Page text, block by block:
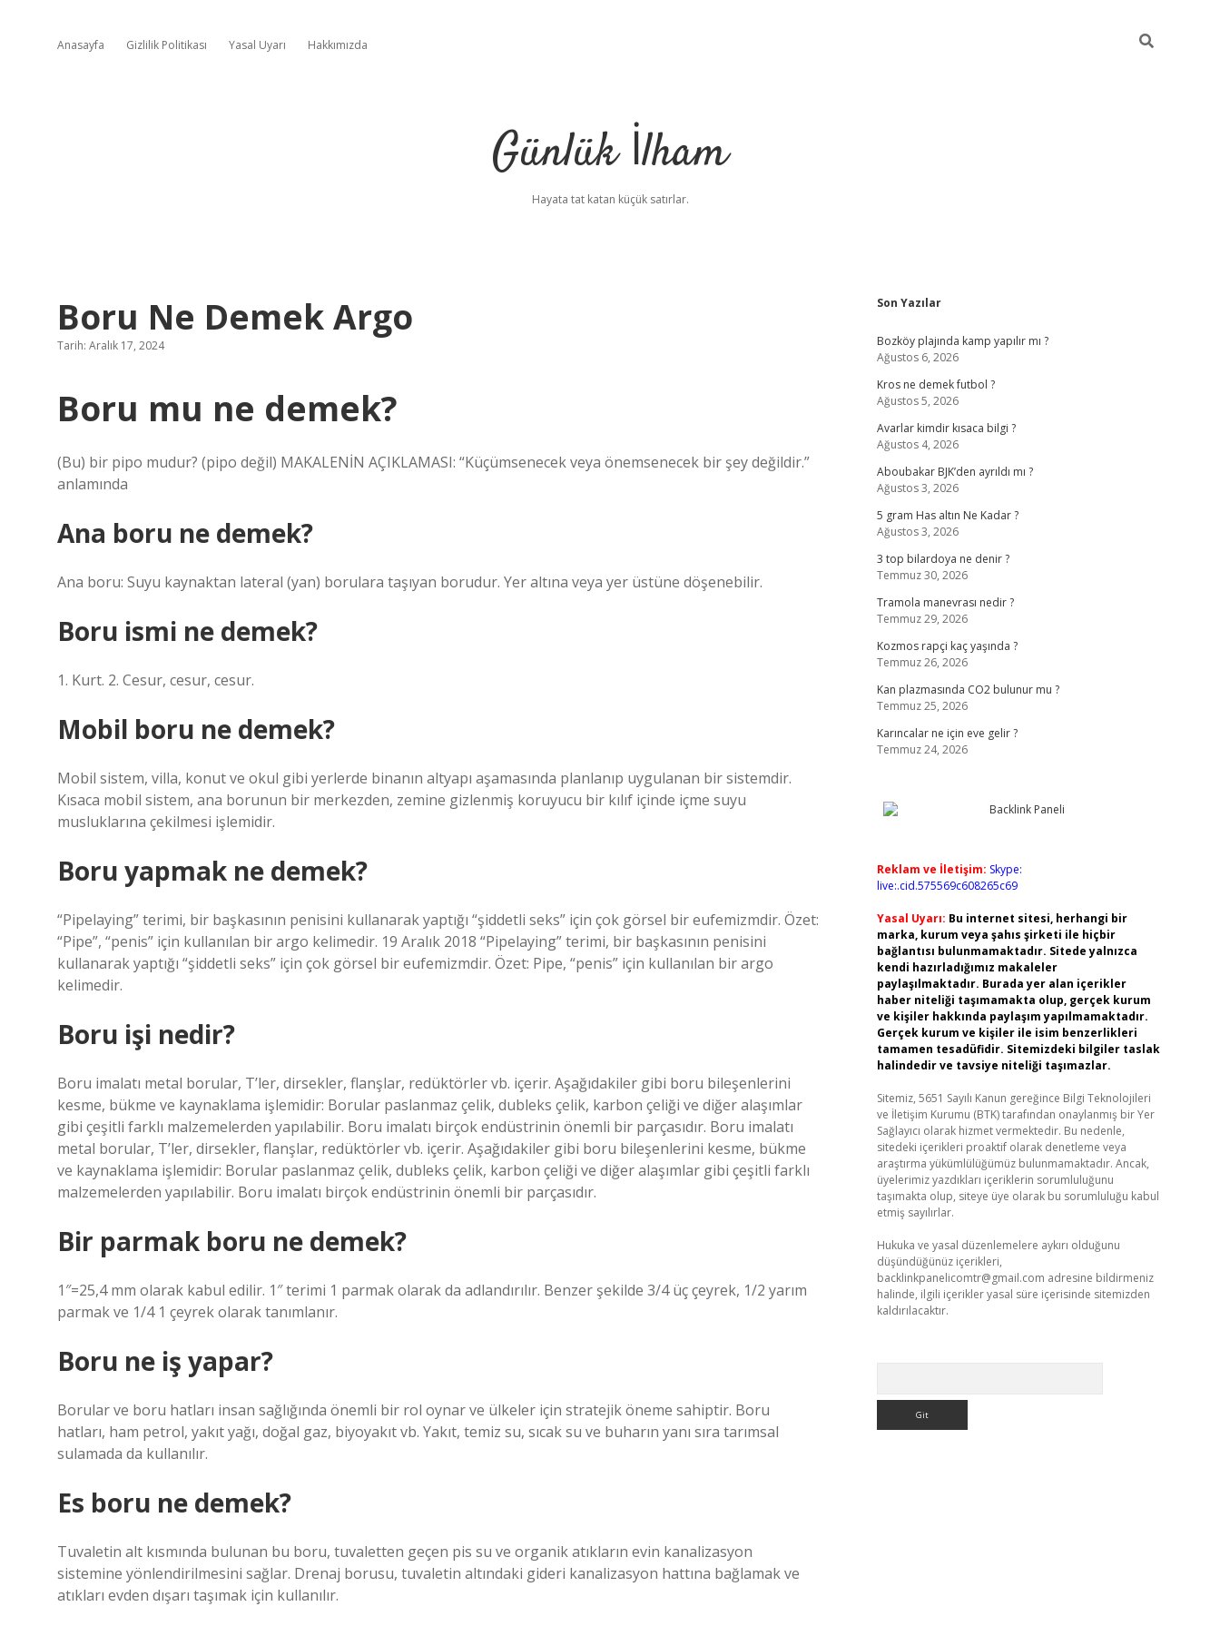
Anasayfa Gizlilik Politikası Yasal Uyarı Hakkımızda
Günlük İlham
Hayata tat katan küçük satırlar.
Boru Ne Demek Argo
Tarih: Aralık 17, 2024
Boru mu ne demek?
(Bu) bir pipo mudur? (pipo değil) MAKALENİN AÇIKLAMASI: “Küçümsenecek veya önemsenecek bir şey değildir.”
anlamında
Ana boru ne demek?
Ana boru: Suyu kaynaktan lateral (yan) borulara taşıyan borudur. Yer altına veya yer üstüne döşenebilir.
Boru ismi ne demek?
1. Kurt. 2. Cesur, cesur, cesur.
Mobil boru ne demek?
Mobil sistem, villa, konut ve okul gibi yerlerde binanın altyapı aşamasında planlanıp uygulanan bir sistemdir.
Kısaca mobil sistem, ana borunun bir merkezden, zemine gizlenmiş koruyucu bir kılıf içinde içme suyu
musluklarına çekilmesi işlemidir.
Boru yapmak ne demek?
“Pipelaying” terimi, bir başkasının penisini kullanarak yaptığı “şiddetli seks” için çok görsel bir eufemizmdir. Özet:
“Pipe”, “penis” için kullanılan bir argo kelimedir. 19 Aralık 2018 “Pipelaying” terimi, bir başkasının penisini
kullanarak yaptığı “şiddetli seks” için çok görsel bir eufemizmdir. Özet: Pipe, “penis” için kullanılan bir argo
kelimedir.
Boru işi nedir?
Boru imalatı metal borular, T’ler, dirsekler, flanşlar, redüktörler vb. içerir. Aşağıdakiler gibi boru bileşenlerini
kesme, bükme ve kaynaklama işlemidir: Borular paslanmaz çelik, dubleks çelik, karbon çeliği ve diğer alaşımlar
gibi çeşitli farklı malzemelerden yapılabilir. Boru imalatı birçok endüstrinin önemli bir parçasıdır. Boru imalatı
metal borular, T’ler, dirsekler, flanşlar, redüktörler vb. içerir. Aşağıdakiler gibi boru bileşenlerini kesme, bükme
ve kaynaklama işlemidir: Borular paslanmaz çelik, dubleks çelik, karbon çeliği ve diğer alaşımlar gibi çeşitli farklı
malzemelerden yapılabilir. Boru imalatı birçok endüstrinin önemli bir parçasıdır.
Bir parmak boru ne demek?
1″=25,4 mm olarak kabul edilir. 1″ terimi 1 parmak olarak da adlandırılır. Benzer şekilde 3/4 üç çeyrek, 1/2 yarım
parmak ve 1/4 1 çeyrek olarak tanımlanır.
Boru ne iş yapar?
Borular ve boru hatları insan sağlığında önemli bir rol oynar ve ülkeler için stratejik öneme sahiptir. Boru
hatları, ham petrol, yakıt yağı, doğal gaz, biyoyakıt vb. Yakıt, temiz su, sıcak su ve buharın yanı sıra tarımsal
sulamada da kullanılır.
Es boru ne demek?
Tuvaletin alt kısmında bulunan bu boru, tuvaletten geçen pis su ve organik atıkların evin kanalizasyon
sistemine yönlendirilmesini sağlar. Drenaj borusu, tuvaletin altındaki gideri kanalizasyon hattına bağlamak ve
atıkları evden dışarı taşımak için kullanılır.
Sidebar
Son Yazılar
Bozköy plajında kamp yapılır mı ?
Ağustos 6, 2026
Kros ne demek futbol ?
Ağustos 5, 2026
Avarlar kimdir kısaca bilgi ?
Ağustos 4, 2026
Aboubakar BJK’den ayrıldı mı ?
Ağustos 3, 2026
5 gram Has altın Ne Kadar ?
Ağustos 3, 2026
3 top bilardoya ne denir ?
Temmuz 30, 2026
Tramola manevrası nedir ?
Temmuz 29, 2026
Kozmos rapçi kaç yaşında ?
Temmuz 26, 2026
Kan plazmasında CO2 bulunur mu ?
Temmuz 25, 2026
Karıncalar ne için eve gelir ?
Temmuz 24, 2026
Reklam ve İletişim: Skype:
live:.cid.575569c608265c69
Yasal Uyarı: Bu internet sitesi, herhangi bir
marka, kurum veya şahıs şirketi ile hiçbir
bağlantısı bulunmamaktadır. Sitede yalnızca
kendi hazırladığımız makaleler
paylaşılmaktadır. Burada yer alan içerikler
haber niteliği taşımamakta olup, gerçek kurum
ve kişiler hakkında paylaşım yapılmamaktadır.
Gerçek kurum ve kişiler ile isim benzerlikleri
tamamen tesadüfidir. Sitemizdeki bilgiler taslak
halindedir ve tavsiye niteliği taşımazlar.
Sitemiz, 5651 Sayılı Kanun gereğince Bilgi Teknolojileri
ve İletişim Kurumu (BTK) tarafından onaylanmış bir Yer
Sağlayıcı olarak hizmet vermektedir. Bu nedenle,
sitedeki içerikleri proaktif olarak denetleme veya
araştırma yükümlülüğümüz bulunmamaktadır. Ancak,
üyelerimiz yazdıkları içeriklerin sorumluluğunu
taşımakta olup, siteye üye olarak bu sorumluluğu kabul
etmiş sayılırlar.
Hukuka ve yasal düzenlemelere aykırı olduğunu
düşündüğünüz içerikleri,
backlinkpanelicomtr@gmail.com adresine bildirmeniz
halinde, ilgili içerikler yasal süre içerisinde sitemizden
kaldırılacaktır.